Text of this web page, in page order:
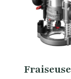
Fraiseuse